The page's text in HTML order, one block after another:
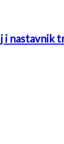
i nastavnik